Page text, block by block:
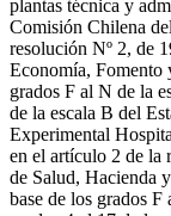
plantas técnica y
Comisión Chilena
resolución Nº 2, de
Economía, Fomento
grados F al N de la
de la escala B del
Experimental
en el artículo 2 de la
de Salud, Hacienda
base de los grados F